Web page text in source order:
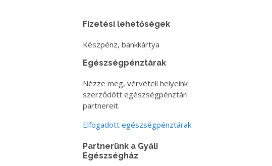
Fizetési lehetőségek
Készpénz, bankkártya
Egészségpénztárak
Nézze meg, vérvételi helyeink
szerződött egészségpénztári
partnereit.
Elfogadott egészségpénztárak
Partnerünk a Gyáli
Egészségház